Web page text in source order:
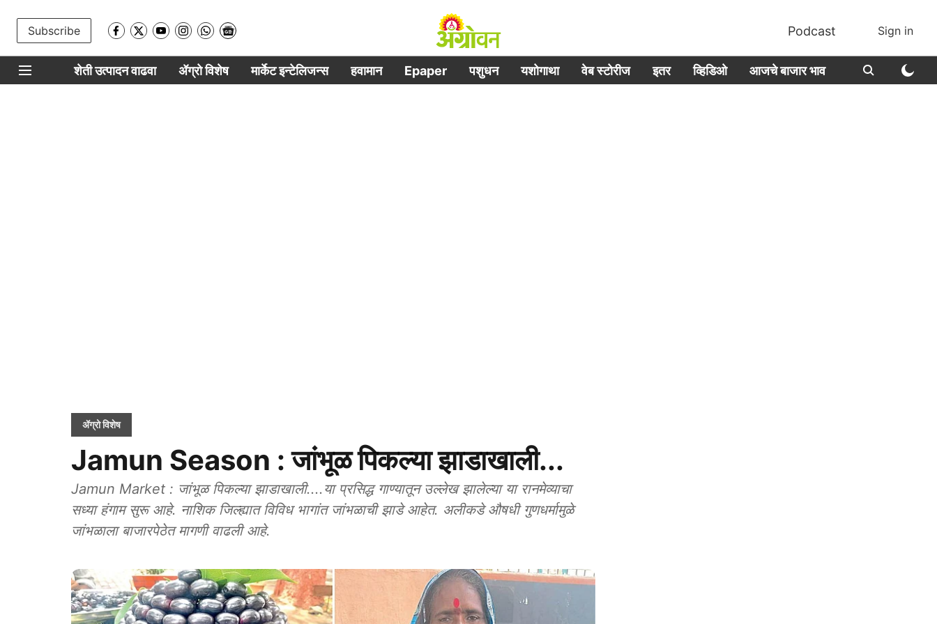
Subscribe Podcast Sign in
शेती उत्पादन वाढवा ॲग्रो विशेष मार्केट इन्टेलिजन्स हवामान Epaper पशुधन यशोगाथा वेब स्टोरीज इतर व्हिडिओ आजचे बाजार भाव
ॲग्रो विशेष
Jamun Season : जांभूळ पिकल्या झाडाखाली...
Jamun Market : जांभूळ पिकल्या झाडाखाली....या प्रसिद्ध गाण्यातून उल्लेख झालेल्या या रानमेव्याचा
सध्या हंगाम सुरू आहे. नाशिक जिल्ह्यात विविध भागांत जांभळाची झाडे आहेत. अलीकडे औषधी गुणधर्मामुळे
जांभळाला बाजारपेठेत मागणी वाढली आहे.